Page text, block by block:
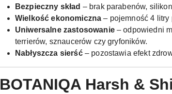
Bezpieczny skład – brak parabenów,
Wielkość ekonomiczna – pojemność 4 litry
Uniwersalne zastosowanie– odpowiedni
terrierów, sznaucerów czy gryfoników.
Nabłyszcza sierść– pozostawia efekt
BOTANIQA Harsh &